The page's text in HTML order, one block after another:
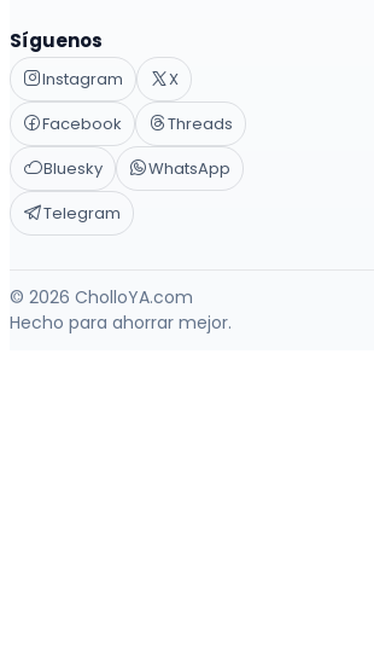
Síguenos
Instagram
X
Facebook
Threads
Bluesky
WhatsApp
Telegram
© 2026 CholloYA.com
Hecho para ahorrar mejor.